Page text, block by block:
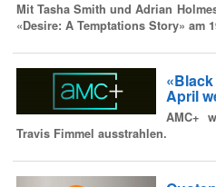
Mit Tasha Smith und Adrian
«Desire: A Temptations Story» am
April
AMC+
Travis Fimmel ausstrahlen.